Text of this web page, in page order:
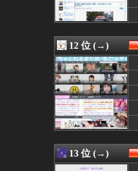
08/08 19:02
08/08 19:00
08/08 18:52
08/08 18:50
08/08 18:50
08/08 18:40
08/08 18:39
08/08 18:35
08/08 18:35
08/08 18:34
08/08 18:33
08/08 18:31
08/08 18:31
12 位 (→)
13 位 (→)